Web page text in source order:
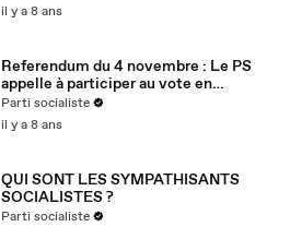
il y a 8 ans
Referendum du 4 novembre : Le PS
appelle à participer au vote en
Nouvelle-Calédonie
Parti socialiste
il y a 8 ans
QUI SONT LES SYMPATHISANTS
SOCIALISTES ?
Parti socialiste